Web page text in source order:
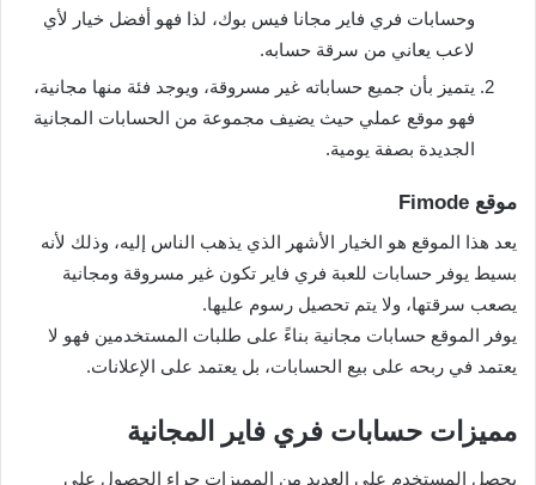
وحسابات فري فاير مجانا فيس بوك، لذا فهو أفضل خيار لأي
لاعب يعاني من سرقة حسابه.
يتميز بأن جميع حساباته غير مسروقة، ويوجد فئة منها مجانية،
فهو موقع عملي حيث يضيف مجموعة من الحسابات المجانية
الجديدة بصفة يومية.
موقع Fimode
يعد هذا الموقع هو الخيار الأشهر الذي يذهب الناس إليه، وذلك لأنه
بسيط يوفر حسابات للعبة فري فاير تكون غير مسروقة ومجانية
يصعب سرقتها، ولا يتم تحصيل رسوم عليها.
يوفر الموقع حسابات مجانية بناءً على طلبات المستخدمين فهو لا
يعتمد في ربحه على بيع الحسابات، بل يعتمد على الإعلانات.
مميزات حسابات فري فاير المجانية
يحصل المستخدم على العديد من المميزات جراء الحصول على